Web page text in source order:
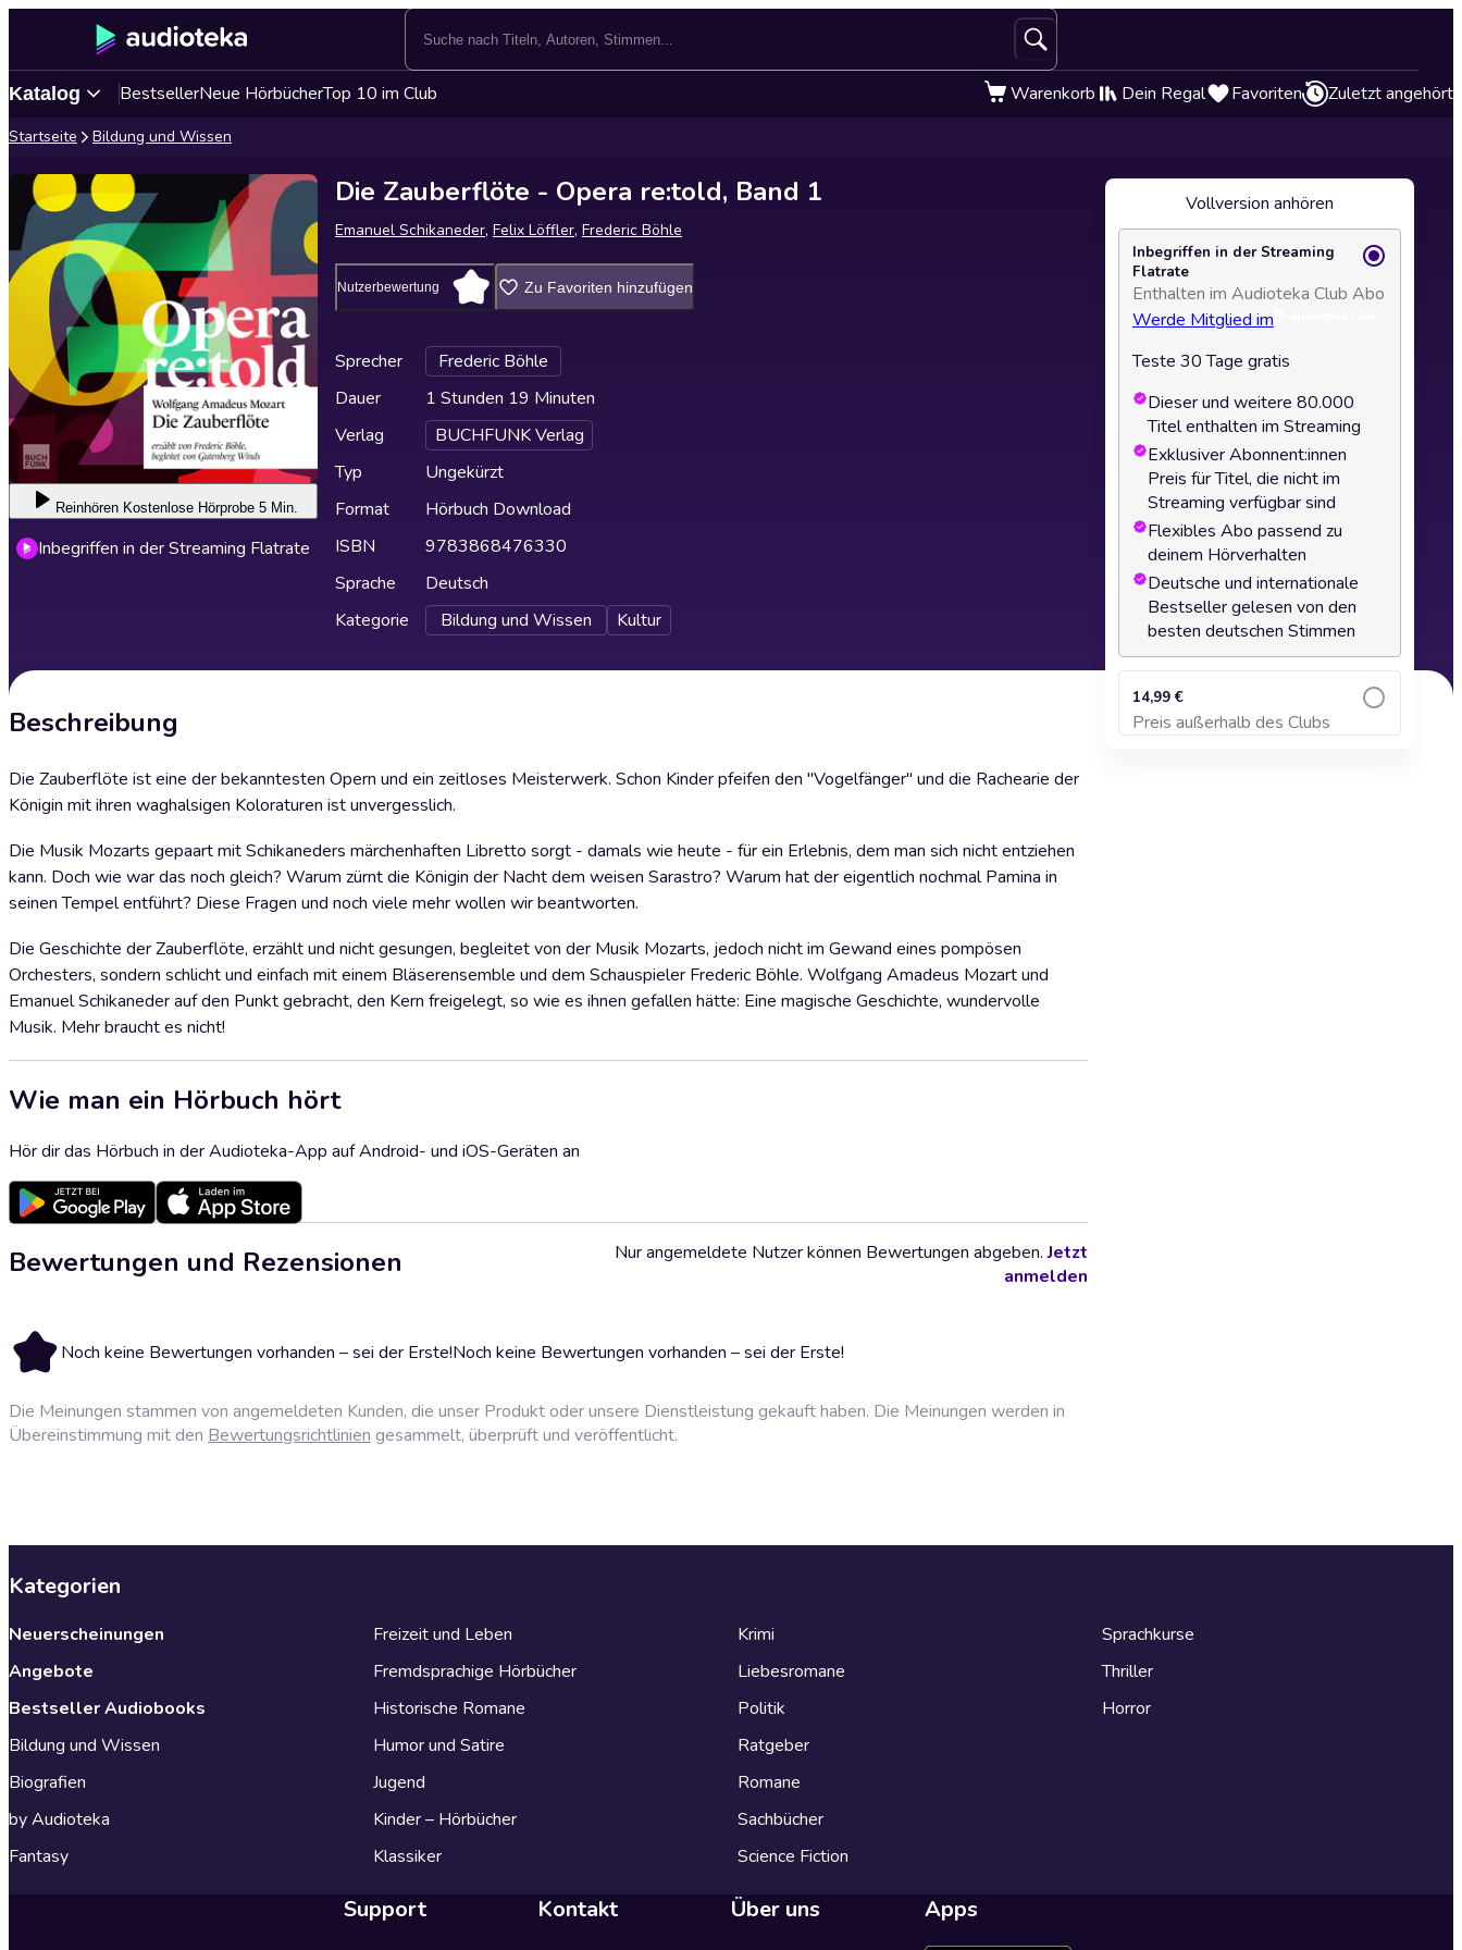
Katalog BestsellerNeue HörbücherTop 10 im Club Warenkorb Dein Regal Favoriten Zuletzt angehört
Startseite Bildung und Wissen
Reinhören Kostenlose Hörprobe 5 Min.
Inbegriffen in der Streaming Flatrate
Die Zauberflöte - Opera re:told, Band 1
Emanuel Schikaneder, Felix Löffler, Frederic Böhle
Nutzerbewertung Zu Favoriten hinzufügen
Sprecher
Frederic Böhle
Dauer
1 Stunden 19 Minuten
Verlag
BUCHFUNK Verlag
Typ
Ungekürzt
Format
Hörbuch Download
ISBN
9783868476330
Sprache
Deutsch
Kategorie
Bildung und Wissen Kultur
Beschreibung
Die Zauberflöte ist eine der bekanntesten Opern und ein zeitloses Meisterwerk. Schon Kinder pfeifen den "Vogelfänger" und die Rachearie der
Königin mit ihren waghalsigen Koloraturen ist unvergesslich.
Die Musik Mozarts gepaart mit Schikaneders märchenhaften Libretto sorgt - damals wie heute - für ein Erlebnis, dem man sich nicht entziehen
kann. Doch wie war das noch gleich? Warum zürnt die Königin der Nacht dem weisen Sarastro? Warum hat der eigentlich nochmal Pamina in
seinen Tempel entführt? Diese Fragen und noch viele mehr wollen wir beantworten.
Die Geschichte der Zauberflöte, erzählt und nicht gesungen, begleitet von der Musik Mozarts, jedoch nicht im Gewand eines pompösen
Orchesters, sondern schlicht und einfach mit einem Bläserensemble und dem Schauspieler Frederic Böhle. Wolfgang Amadeus Mozart und
Emanuel Schikaneder auf den Punkt gebracht, den Kern freigelegt, so wie es ihnen gefallen hätte: Eine magische Geschichte, wundervolle
Musik. Mehr braucht es nicht!
Wie man ein Hörbuch hört
Hör dir das Hörbuch in der Audioteka-App auf Android- und iOS-Geräten an
Bewertungen und Rezensionen
Noch keine Bewertungen vorhanden – sei der Erste!Noch keine Bewertungen vorhanden – sei der Erste!
Nur angemeldete Nutzer können Bewertungen abgeben.Jetzt
anmelden
Die Meinungen stammen von angemeldeten Kunden, die unser Produkt oder unsere Dienstleistung gekauft haben. Die Meinungen werden in
Übereinstimmung mit den Bewertungsrichtlinien gesammelt, überprüft und veröffentlicht.
Vollversion anhören
Inbegriffen in der Streaming
Flatrate
Enthalten im Audioteka Club Abo
Werde Mitglied im
Teste 30 Tage gratis
Dieser und weitere 80.000
Titel enthalten im Streaming
Exklusiver Abonnent:innen
Preis für Titel, die nicht im
Streaming verfügbar sind
Flexibles Abo passend zu
deinem Hörverhalten
Deutsche und internationale
Bestseller gelesen von den
besten deutschen Stimmen
14,99 €
Preis außerhalb des Clubs
Zum Warenkorb hinzufügen
Kategorien
Neuerscheinungen
Angebote
Bestseller Audiobooks
Bildung und Wissen
Biografien
by Audioteka
Fantasy
Freizeit und Leben
Fremdsprachige Hörbücher
Historische Romane
Humor und Satire
Jugend
Kinder – Hörbücher
Klassiker
Krimi
Liebesromane
Politik
Ratgeber
Romane
Sachbücher
Science Fiction
Sprachkurse
Thriller
Horror
Support Kontakt Über uns Apps